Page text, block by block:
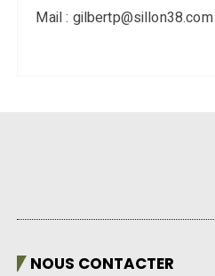
Mail : gilbertp@sillon38.com
NOUS CONTACTER